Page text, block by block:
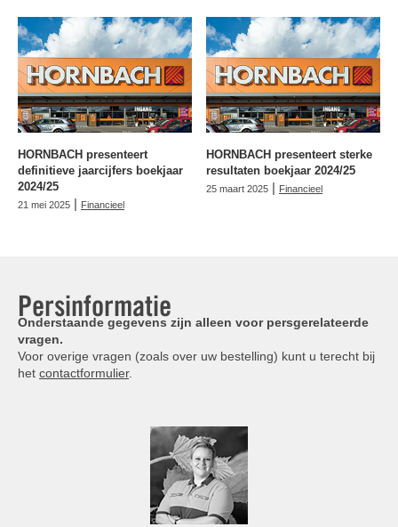
HORNBACH presenteert
definitieve jaarcijfers boekjaar
2024/25
21 mei 2025 Financieel
HORNBACH presenteert sterke
resultaten boekjaar 2024/25
25 maart 2025 Financieel
Persinformatie
Onderstaande gegevens zijn alleen voor persgerelateerde
vragen.
Voor overige vragen (zoals over uw bestelling) kunt u terecht bij
het contactformulier.